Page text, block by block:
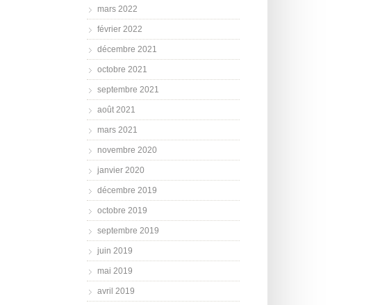
mars 2022
février 2022
décembre 2021
octobre 2021
septembre 2021
août 2021
mars 2021
novembre 2020
janvier 2020
décembre 2019
octobre 2019
septembre 2019
juin 2019
mai 2019
avril 2019